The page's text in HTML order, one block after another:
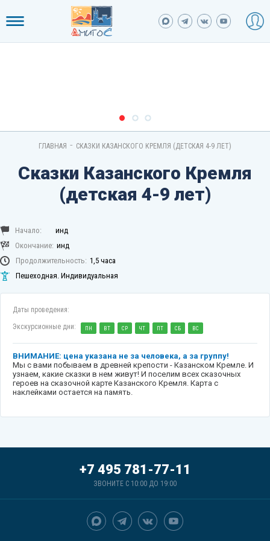
ГЛАВНАЯ - СКАЗКИ КАЗАНСКОГО КРЕМЛЯ (ДЕТСКАЯ 4-9 ЛЕТ)
Сказки Казанского Кремля
(детская 4-9 лет)
Начало:
инд
Окончание: инд
Продолжительность: 1,5 часа
Пешеходная. Индивидуальная
Даты проведения:
Экскурсионные дни:
ПН ВТ СР ЧТ ПТ СБ ВС
ВНИМАНИЕ: цена указана не за человека, а за группу!
Мы с вами побываем в древней крепости - Казанском Кремле. И
узнаем, какие сказки в нем живут! И поселим всех сказочных
героев на сказочной карте Казанского Кремля. Карта с
наклейками остается на память.
+7 495 781-77-11
ЗВОНИТЕ С 10:00 ДО 19:00